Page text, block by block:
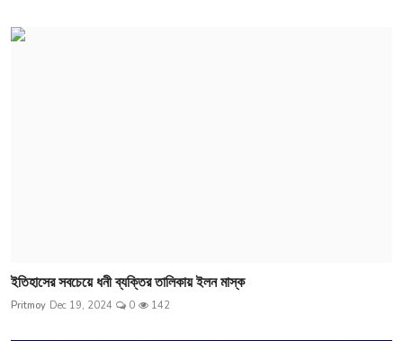
ইতিহাসের সবচেয়ে ধনী ব্যক্তির তালিকায় ইলন মাস্ক
Pritmoy Dec 19, 2024 0 142